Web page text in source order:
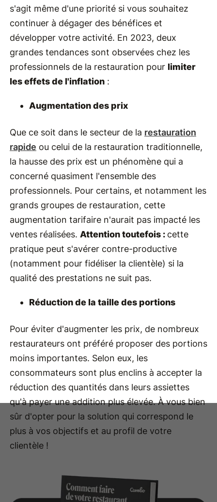
s'agit même d'une priorité si vous souhaitez
continuer à dégager des bénéfices et
développer votre activité. En 2023, deux
grandes tendances sont observées chez les
professionnels de la restauration pour limiter
les effets de l'inflation :
Augmentation des prix
Que ce soit dans le secteur de la restauration
rapide ou celui de la restauration traditionnelle,
la hausse des prix est un phénomène qui a
concerné quasiment l'ensemble des
professionnels. Pour certains, et notamment les
grands groupes de restauration, cette
augmentation tarifaire n'aurait pas impacté les
ventes réalisées. Attention toutefois : cette
pratique peut s'avérer contre-productive
(notamment pour fidéliser la clientèle) si la
qualité des prestations ne suit pas.
Réduction de la taille des portions
Pour éviter d'augmenter les prix, de nombreux
restaurateurs ont préféré proposer des portions
moins importantes. Selon eux, les
consommateurs sont plus enclins à accepter la
réduction des quantités dans leurs assiettes
qu'à payer une addition plus élevée. À vous bien
sûr d'opter pour la solution qui correspond le
plus à vos objectifs et au profil de votre
clientèle !